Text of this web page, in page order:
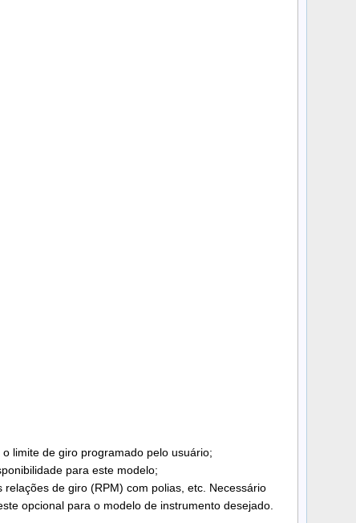
limite de giro programado pelo usuário;
para este modelo;
de giro (RPM) com polias, etc. Necessário
opcional para o modelo de instrumento desejado.